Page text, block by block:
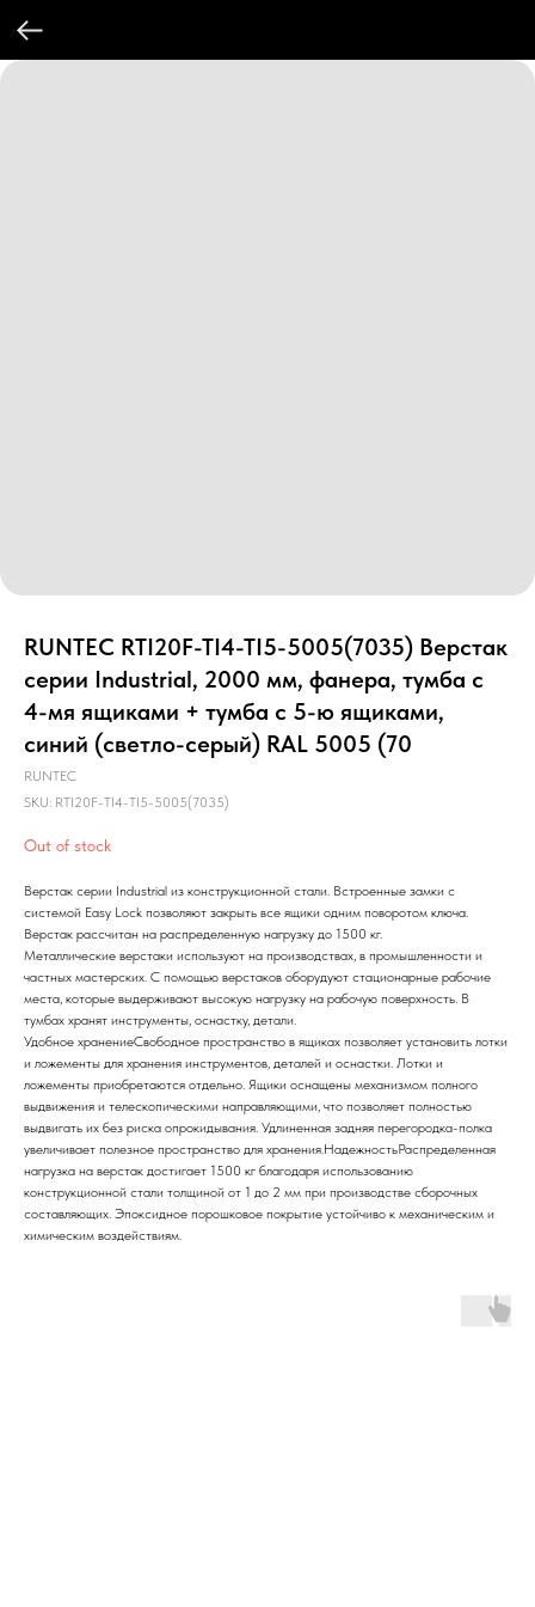
RUNTEC RTI20F-TI4-TI5-5005(7035) Верстак
серии Industrial, 2000 мм, фанера, тумба с
4-мя ящиками + тумба с 5-ю ящиками,
синий (светло-серый) RAL 5005 (70
RUNTEC
SKU: RTI20F-TI4-TI5-5005(7035)
Out of stock
Верстак серии Industrial из конструкционной стали. Встроенные замки с
системой Easy Lock позволяют закрыть все ящики одним поворотом ключа.
Верстак рассчитан на распределенную нагрузку до 1500 кг.
Металлические верстаки используют на производствах, в промышленности и
частных мастерских. С помощью верстаков оборудуют стационарные рабочие
места, которые выдерживают высокую нагрузку на рабочую поверхность. В
тумбах хранят инструменты, оснастку, детали.
Удобное хранениеСвободное пространство в ящиках позволяет установить лотки
и ложементы для хранения инструментов, деталей и оснастки. Лотки и
ложементы приобретаются отдельно. Ящики оснащены механизмом полного
выдвижения и телескопическими направляющими, что позволяет полностью
выдвигать их без риска опрокидывания. Удлиненная задняя перегородка-полка
увеличивает полезное пространство для хранения.НадежностьРаспределенная
нагрузка на верстак достигает 1500 кг благодаря использованию
конструкционной стали толщиной от 1 до 2 мм при производстве сборочных
составляющих. Эпоксидное порошковое покрытие устойчиво к механическим и
химическим воздействиям.